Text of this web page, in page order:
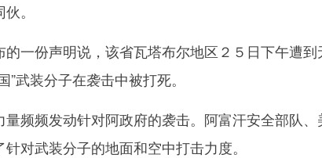
。
一份声明说，该省瓦塔布尔地区２５日下午遭到
武装分子在袭击中被打死。
频频发动针对阿政府的袭击。阿富汗安全部队、
对武装分子的地面和空中打击力度。